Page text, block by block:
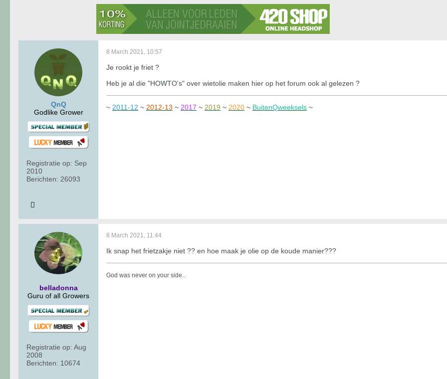
QnQ
Godlike Grower
Registratie op: Sep
2010
Berichten: 26093
8 March 2021, 10:57
Je rookt je friet ?
Heb je al die "HOWTO's" over wietolie maken hier op het forum ook al gelezen ?
~ 2011-12 ~ 2012-13 ~ 2017 ~ 2019 ~ 2020 ~ BuitenQweeksels ~
belladonna
Guru of all Growers
Registratie op: Aug
2008
Berichten: 10674
8 March 2021, 11:44
Ik snap het frietzakje niet ?? en hoe maak je olie op de koude manier???
God was never on your side..